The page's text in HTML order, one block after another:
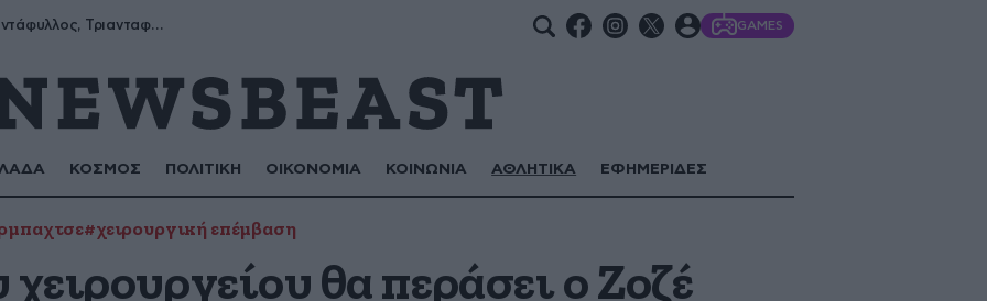
Μύρων, Τριαντάφυλλος, Τριανταφυλλιά, Φυλλιώ, Ρόζα GAMES
ΚΟΣΜΟΣ ΠΟΛΙΤΙΚΗ ΟΙΚΟΝΟΜΙΑ ΚΟΙΝΩΝΙΑ ΑΘΛΗΤΙΚΑ ΕΦΗΜΕΡΙΔΕΣ
#χειρουργική επέμβαση
θα περάσει ο Ζοζέ